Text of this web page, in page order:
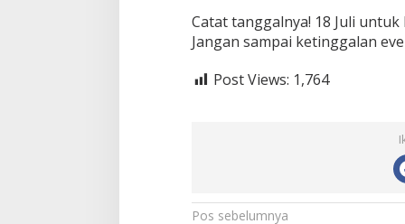
Catat tanggalnya! 18 Juli untuk
Jangan sampai ketinggalan
Post Views: 1,764
Pos sebelumnya